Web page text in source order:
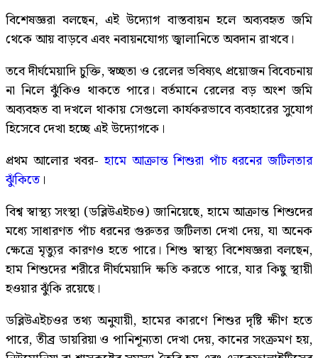
বিশেষজ্ঞরা বলছেন, এই উদ্যোগ বাস্তবায়ন হলে অব্যবহৃত জমি
থেকে আয় বাড়বে এবং নবায়নযোগ্য জ্বালানিতে অবদান রাখবে।
তবে দীর্ঘমেয়াদি চুক্তি, স্বচ্ছতা ও রেলের ভবিষ্যৎ প্রয়োজন বিবেচনায়
না নিলে ঝুঁকিও থাকতে পারে। বর্তমানে রেলের বড় অংশ জমি
অব্যবহৃত বা দখলে থাকায় সেগুলো কার্যকরভাবে ব্যবহারের সুযোগ
হিসেবে দেখা হচ্ছে এই উদ্যোগকে।
প্রথম আলোর খবর-হামে আক্রান্ত শিশুরা পাঁচ ধরনের জটিলতার
ঝুঁকিতে।
বিশ্ব স্বাস্থ্য সংস্থা (ডব্লিউএইচও) জানিয়েছে, হামে আক্রান্ত শিশুদের
মধ্যে সাধারণত পাঁচ ধরনের গুরুতর জটিলতা দেখা দেয়, যা অনেক
ক্ষেত্রে মৃত্যুর কারণও হতে পারে। শিশু স্বাস্থ্য বিশেষজ্ঞরা বলছেন,
হাম শিশুদের শরীরে দীর্ঘমেয়াদি ক্ষতি করতে পারে, যার কিছু স্থায়ী
হওয়ার ঝুঁকি রয়েছে।
ডব্লিউএইচওর তথ্য অনুযায়ী, হামের কারণে শিশুর দৃষ্টি ক্ষীণ হতে
পারে, তীব্র ডায়রিয়া ও পানিশূন্যতা দেখা দেয়, কানের সংক্রমণ হয়,